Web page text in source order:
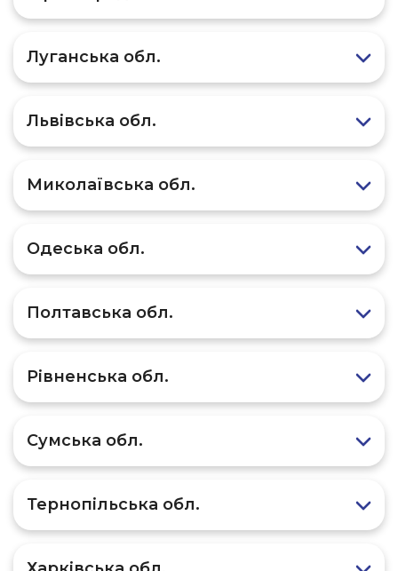
Луганська обл.
Львівська обл.
Миколаївська обл.
Одеська обл.
Полтавська обл.
Рівненська обл.
Сумська обл.
Тернопільська обл.